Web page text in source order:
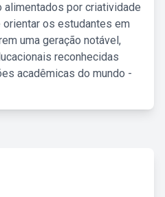
alimentados por criatividade
os estudantes em
uma geração notável,
reconhecidas
acadêmicas do mundo -